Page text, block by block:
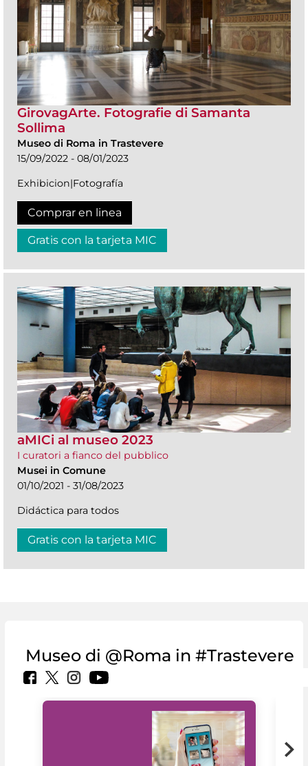
GirovagArte. Fotografie di Samanta
Sollima
Museo di Roma in Trastevere
15/09/2022 - 08/01/2023
Exhibicion|Fotografía
Comprar en linea
Gratis con la tarjeta MIC
aMICi al museo 2023
I curatori a fianco del pubblico
Musei in Comune
01/10/2021 - 31/08/2023
Didáctica para todos
Gratis con la tarjeta MIC
Museo di @Roma in #Trastevere